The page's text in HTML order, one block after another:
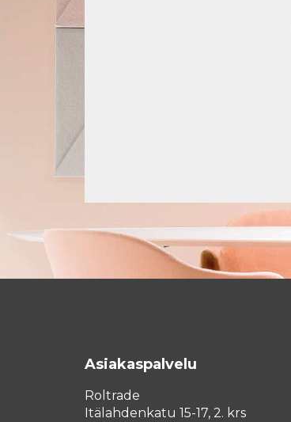
Asiakaspalvelu
Roltrade
Itälahdenkatu 15-17, 2. krs